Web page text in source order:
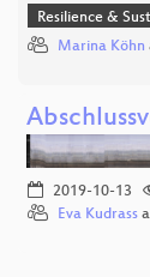
Resilience &
Marina Köhn
2019-10-13
Eva Kudrass